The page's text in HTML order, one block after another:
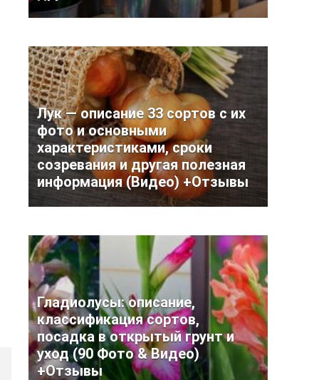
Лук — описание 33 сортов с их
фото и основными
характеристиками, сроки
созревания и другая полезная
информация (Видео) +Отзывы
Гладиолусы: описание,
классификация сортов,
посадка в открытый грунт и
уход (90 Фото & Видео)
+Отзывы